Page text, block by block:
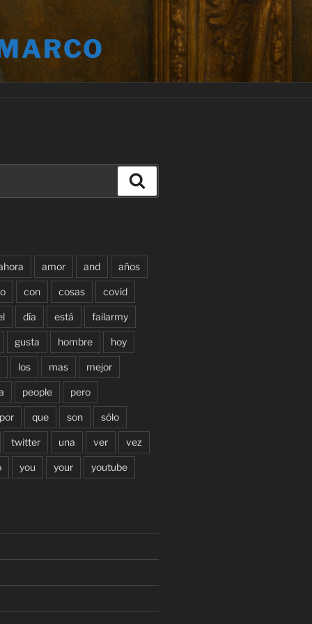
amor and años
con cosas covid
día está failarmy
gusta hombre hoy
los mas mejor
people pero
por que son sólo
twitter una ver vez
you your youtube